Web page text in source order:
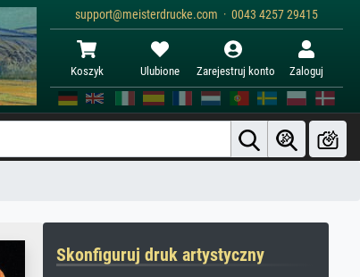
support@meisterdrucke.com · 0043 4257 29415
Koszyk Ulubione Zarejestruj konto Zaloguj
Skonfiguruj druk artystyczny